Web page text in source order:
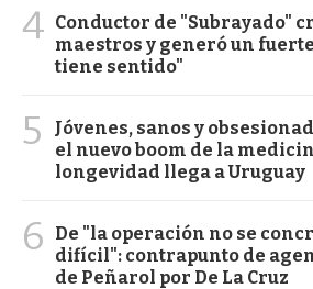
4 Conductor de "Subrayado"
maestros y generó un
tiene sentido"
5
Jóvenes, sanos y
el nuevo boom de la
longevidad llega a Uruguay
6
De "la operación no se
difícil": contrapunto de
de Peñarol por De La Cruz